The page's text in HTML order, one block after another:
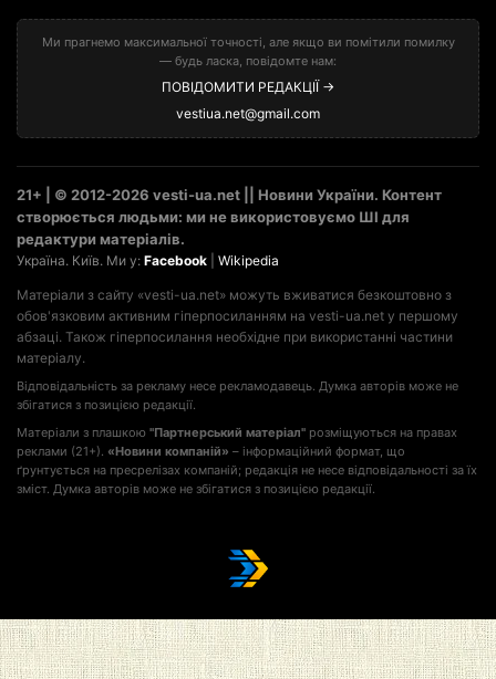
Ми прагнемо максимальної точності, але якщо ви помітили помилку
— будь ласка, повідомте нам:
ПОВІДОМИТИ РЕДАКЦІЇ →
vestiua.net@gmail.com
21+ | © 2012-2026 vesti-ua.net || Новини України. Контент
створюється людьми: ми не використовуємо ШІ для
редактури матеріалів.
Україна. Київ. Ми у: Facebook Wikipedia
Матеріали з сайту «vesti-ua.net» можуть вживатися безкоштовно з
обов'язковим активним гіперпосиланням на vesti-ua.net у першому
абзаці. Також гіперпосилання необхідне при використанні частини
матеріалу.
Відповідальність за рекламу несе рекламодавець. Думка авторів може не
збігатися з позицією редакції.
Матеріали з плашкою "Партнерський матеріал" розміщуються на правах
реклами (21+). «Новини компаній» – інформаційний формат, що
ґрунтується на пресрелізах компаній; редакція не несе відповідальності за їх
зміст. Думка авторів може не збігатися з позицією редакції.